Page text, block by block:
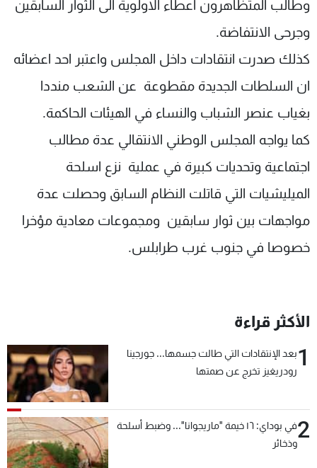
وطالب المتظاهرون اعطاء الاولوية الى الثوار السابقين
وجرحى الانتفاضة.
كذلك صدرت انتقادات داخل المجلس واعتبر احد اعضائه
ان السلطات الجديدة مقطوعة عن الشعب منددا
بغياب عنصر الشباب والنساء في الهيئات الحاكمة.
كما يواجه المجلس الوطني الانتقالي عدة مطالب
اجتماعية وتحديات كبيرة في عملية نزع اسلحة
الميليشيات التي قاتلت النظام السابق وحصلت عدة
مواجهات بين ثوار سابقين ومجموعات معادية مؤخرا
خصوصا في جنوب غرب طرابلس.
الأكثر قراءة
1بعد الإنتقادات التي طالت جسمها... جورجينا
رودريغيز تخرج عن صمتها
2
في بوداي: ١٦ خيمة "ماريجوانا"... وضبط أسلحة
وذخائر